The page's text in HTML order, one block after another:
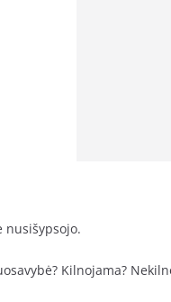
nusišypsojo.
Kilnojama?